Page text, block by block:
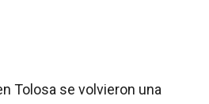
Tolosa se volvieron una